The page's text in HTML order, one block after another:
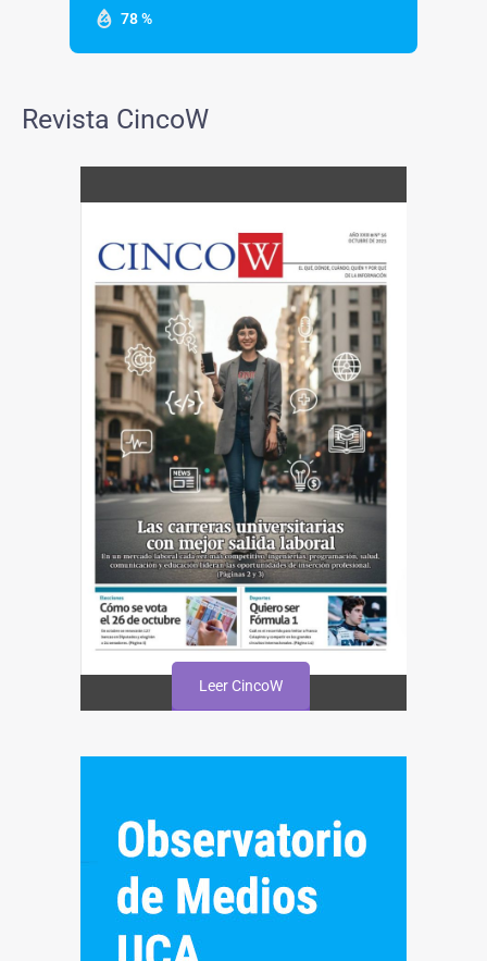
78 %
Revista CincoW
Leer CincoW